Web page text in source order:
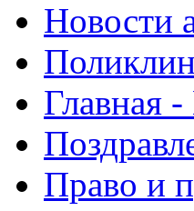
Новости
Главная
Право и